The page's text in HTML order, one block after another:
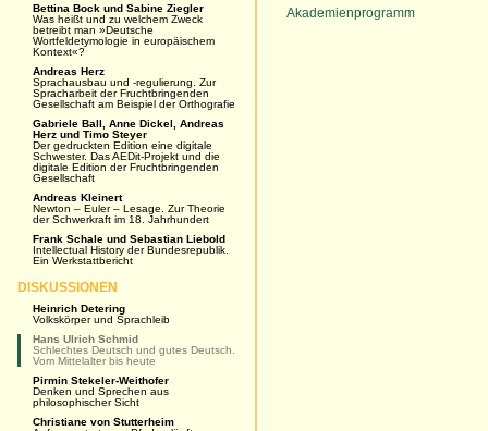
Akademienprogramm
Bettina Bock und Sabine Ziegler
Was heißt und zu welchem Zweck
betreibt man »Deutsche
Wortfeldetymologie in europäischem
Kontext«?
Andreas Herz
Sprachausbau und -regulierung. Zur
Spracharbeit der Fruchtbringenden
Gesellschaft am Beispiel der Orthografie
Gabriele Ball, Anne Dickel, Andreas
Herz und Timo Steyer
Der gedruckten Edition eine digitale
Schwester. Das AEDit-Projekt und die
digitale Edition der Fruchtbringenden
Gesellschaft
Andreas Kleinert
Newton – Euler – Lesage. Zur Theorie
der Schwerkraft im 18. Jahrhundert
Frank Schale und Sebastian Liebold
Intellectual History der Bundesrepublik.
Ein Werkstattbericht
DISKUSSIONEN
Heinrich Detering
Volkskörper und Sprachleib
Hans Ulrich Schmid
Schlechtes Deutsch und gutes Deutsch.
Vom Mittelalter bis heute
Pirmin Stekeler-Weithofer
Denken und Sprechen aus
philosophischer Sicht
Christiane von Stutterheim